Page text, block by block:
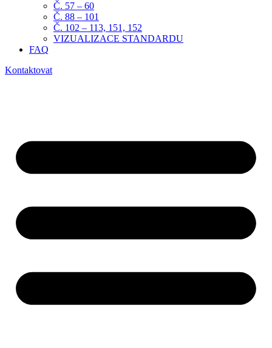
Č. 57 – 60
Č. 88 – 101
Č. 102 – 113, 151, 152
VIZUALIZACE STANDARDU
FAQ
Kontaktovat